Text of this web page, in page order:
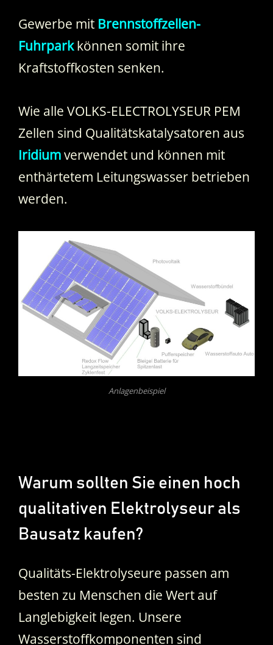
Gewerbe mit Brennstoffzellen-
Fuhrparkkönnen somit ihre
Kraftstoffkosten senken.
Wie alle VOLKS-ELECTROLYSEUR PEM
Zellen sind Qualitätskatalysatoren aus
Iridiumverwendet und können mit
enthärtetem Leitungswasser betrieben
werden.
Anlagenbeispiel
Warum sollten Sie einen hoch
qualitativen Elektrolyseur als
Bausatz kaufen?
Qualitäts-Elektrolyseure passen am
besten zu Menschen die Wert auf
Langlebigkeit legen. Unsere
Wasserstoffkomponenten sind